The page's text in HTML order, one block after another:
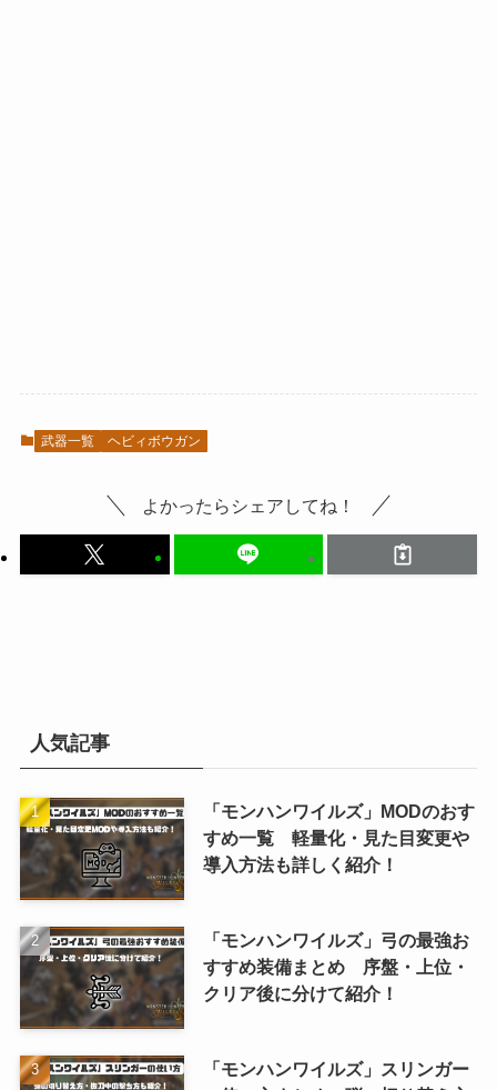
武器一覧 ヘビィボウガン
よかったらシェアしてね！
人気記事
「モンハンワイルズ」MODのおす
すめ一覧 軽量化・見た目変更や
導入方法も詳しく紹介！
「モンハンワイルズ」弓の最強お
すすめ装備まとめ 序盤・上位・
クリア後に分けて紹介！
「モンハンワイルズ」スリンガー